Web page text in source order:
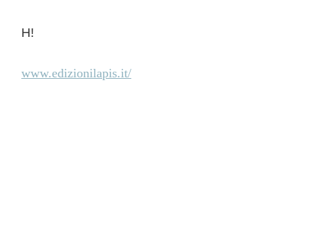
H!
www.edizionilapis.it/